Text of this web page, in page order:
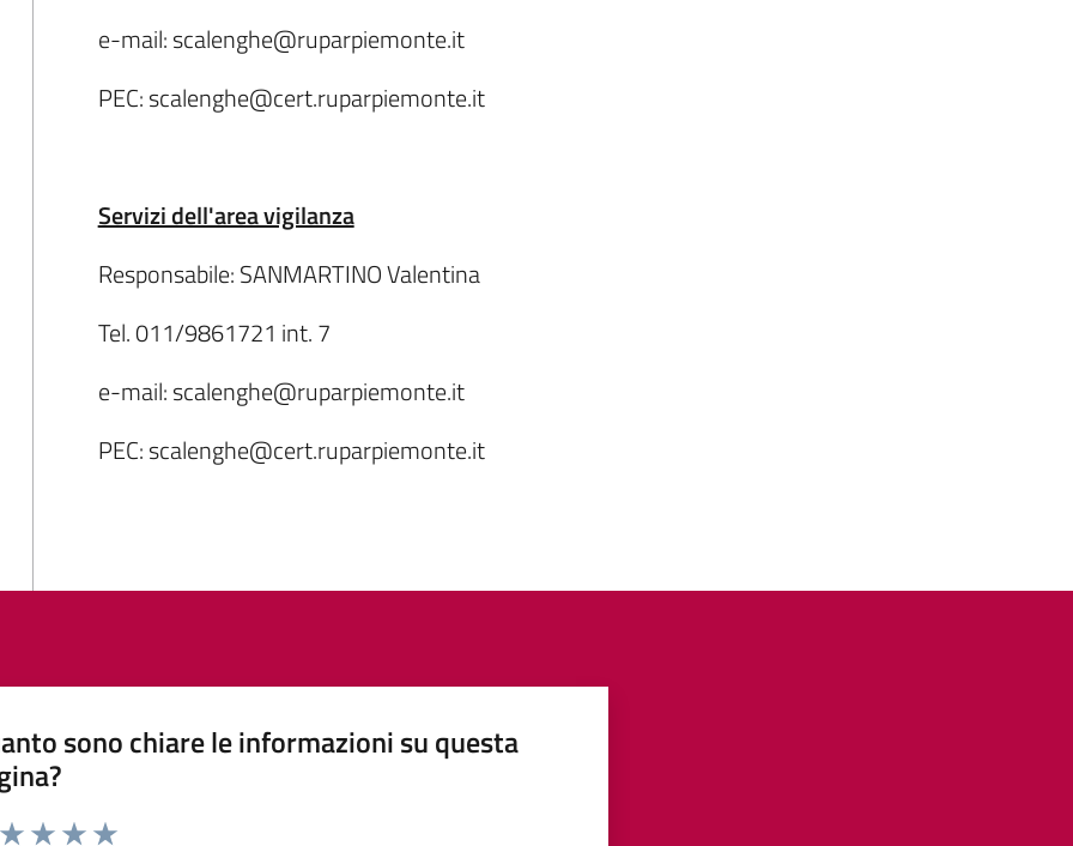
e-mail: scalenghe@ruparpiemonte.it
PEC: scalenghe@cert.ruparpiemonte.it
Servizi dell'area vigilanza
Responsabile: SANMARTINO Valentina
Tel. 011/9861721 int. 7
e-mail: scalenghe@ruparpiemonte.it
PEC: scalenghe@cert.ruparpiemonte.it
sono chiare le informazioni su questa
da 1 a 5 stelle la pagina